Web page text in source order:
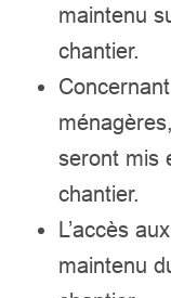
maintenu
chantier.
seront mis
chantier.
L’accès
maintenu